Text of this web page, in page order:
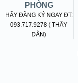
PHÒNG
HÃY ĐĂNG KÝ NGAY ĐT:
093.717.9278 ( THẦY
DÂN)